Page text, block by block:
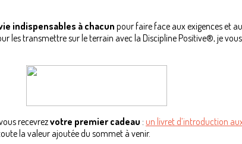
indispensables à chacun pour faire face aux exigences et
les transmettre sur le terrain avec la Discipline Positive®, je
recevrezvotre premier cadeau : un livret d’introduction
la valeur ajoutée du sommet à venir.